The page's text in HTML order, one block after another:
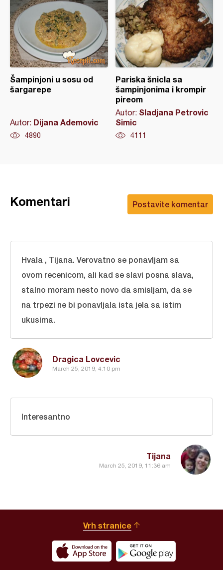
Šampinjoni u sosu od
šargarepe
Autor: Dijana Ademovic
4890
Pariska šnicla sa
šampinjonima i krompir
pireom
Autor: Sladjana Petrovic
Simic
4111
Postavite komentar
Komentari
Dragica Lovcevic
March 25, 2019, 4:10 pm
Hvala , Tijana. Verovatno se ponavljam sa
ovom recenicom, ali kad se slavi posna slava,
stalno moram nesto novo da smisljam, da se
na trpezi ne bi ponavljala ista jela sa istim
ukusima.
Tijana
March 25, 2019, 11:36 am
Interesantno
Vrh stranice